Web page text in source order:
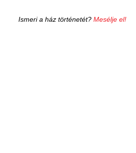
Ismeri a ház történetét? Mesélje el!